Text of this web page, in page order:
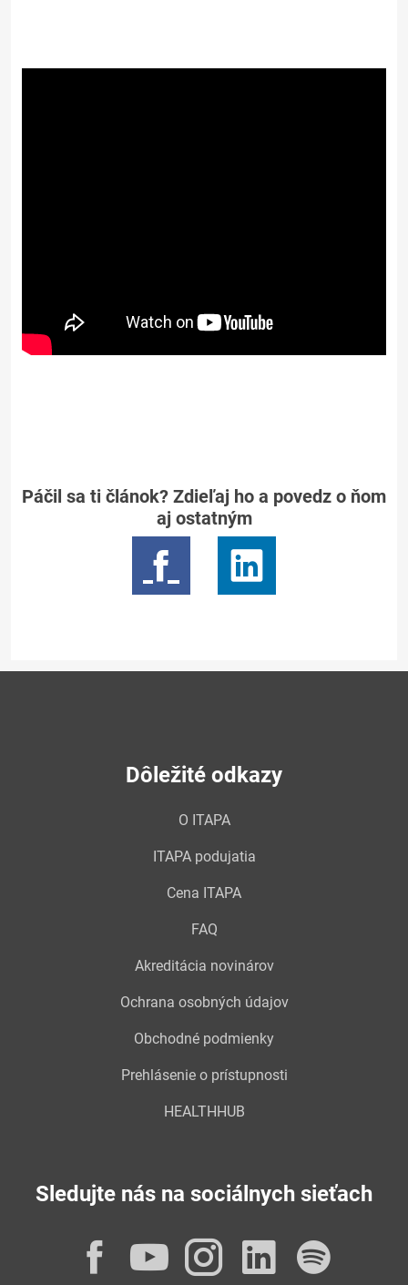
Páčil sa ti článok? Zdieľaj ho a povedz o ňom
aj ostatným
Dôležité odkazy
O ITAPA
ITAPA podujatia
Cena ITAPA
FAQ
Akreditácia novinárov
Ochrana osobných údajov
Obchodné podmienky
Prehlásenie o prístupnosti
HEALTHHUB
Sledujte nás na sociálnych sieťach
Facebook
YouTube
Instagram